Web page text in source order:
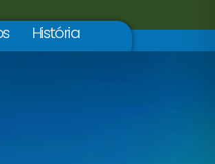
História